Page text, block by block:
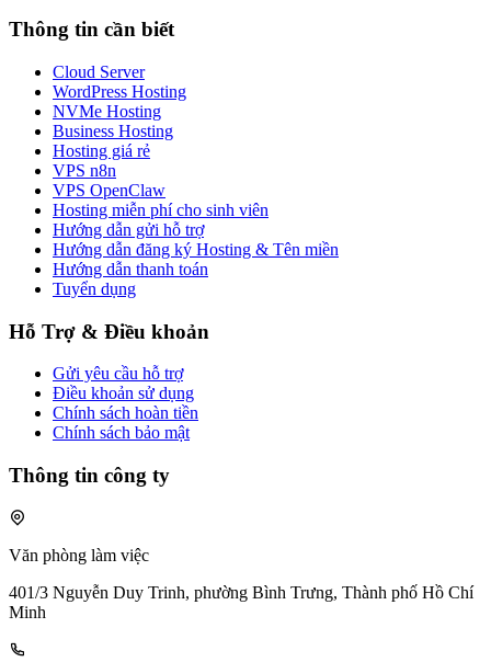
Thông tin cần biết
Cloud Server
WordPress Hosting
NVMe Hosting
Business Hosting
Hosting giá rẻ
VPS n8n
VPS OpenClaw
Hosting miễn phí cho sinh viên
Hướng dẫn gửi hỗ trợ
Hướng dẫn đăng ký Hosting & Tên miền
Hướng dẫn thanh toán
Tuyển dụng
Hỗ Trợ & Điều khoản
Gửi yêu cầu hỗ trợ
Điều khoản sử dụng
Chính sách hoàn tiền
Chính sách bảo mật
Thông tin công ty
Văn phòng làm việc
401/3 Nguyễn Duy Trinh, phường Bình Trưng, Thành phố Hồ Chí
Minh